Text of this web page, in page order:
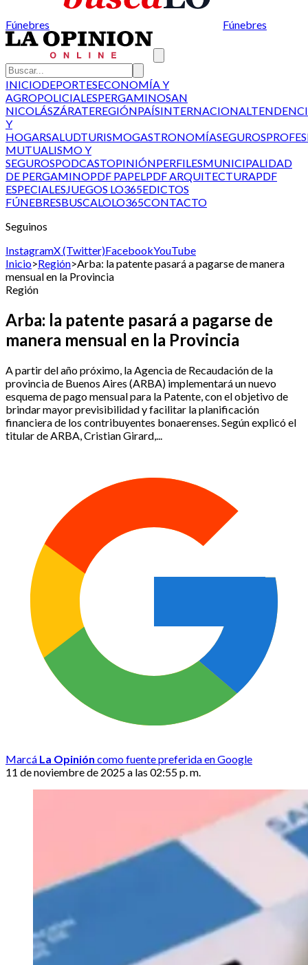
Fúnebres Fúnebres
INICIODEPORTESECONOMÍA Y
AGROPOLICIALESPERGAMINOSAN
NICOLÁSZÁRATEREGIÓNPAÍSINTERNACIONAL
Y
HOGARSALUDTURISMOGASTRONOMÍASEGUROS
MUTUALISMO Y
SEGUROSPODCASTOPINIÓNPERFILESMUNICIPALIDAD
DE PERGAMINOPDF PAPELPDF ARQUITECTURAPDF
ESPECIALESJUEGOS LO365EDICTOS
FÚNEBRESBUSCALOLO365CONTACTO
Seguinos
InstagramX (Twitter)FacebookYouTube
Inicio>Región>Arba: la patente pasará a pagarse de manera
mensual en la Provincia
Región
Arba: la patente pasará a pagarse de
manera mensual en la Provincia
A partir del año próximo, la Agencia de Recaudación de la
provincia de Buenos Aires (ARBA) implementará un nuevo
esquema de pago mensual para la Patente, con el objetivo de
brindar mayor previsibilidad y facilitar la planificación
financiera de los contribuyentes bonaerenses. Según explicó el
titular de ARBA, Cristian Girard,...
Marcá La Opinión como fuente preferida en Google
11 de noviembre de 2025 a las 02:55 p. m.